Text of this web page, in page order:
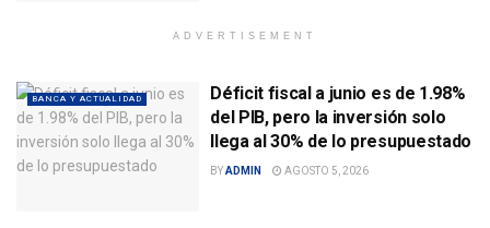
ADVERTISEMENT
BANCA Y ACTUALIDAD
Déficit fiscal a junio es de 1.98%
del PIB, pero la inversión solo
llega al 30% de lo presupuestado
BYADMIN AGOSTO 5, 2026